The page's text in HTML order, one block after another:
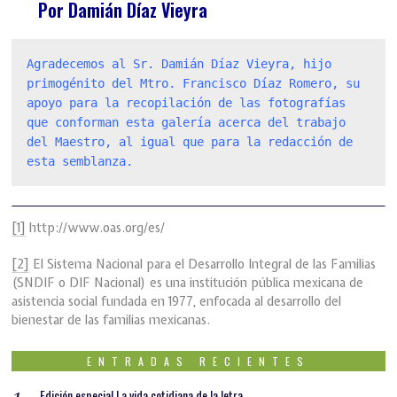
Por Damián Díaz Vieyra
Agradecemos al Sr. Damián Díaz Vieyra, hijo
primogénito del Mtro. Francisco Díaz Romero, su
apoyo para la recopilación de las fotografías
que conforman esta galería acerca del trabajo
del Maestro, al igual que para la redacción de
esta semblanza.
[1] http://www.oas.org/es/
[2] El Sistema Nacional para el Desarrollo Integral de las Familias
(SNDIF o DIF Nacional) es una institución pública mexicana de
asistencia social fundada en 1977,​ enfocada al desarrollo del
bienestar de las familias mexicanas.
ENTRADAS RECIENTES